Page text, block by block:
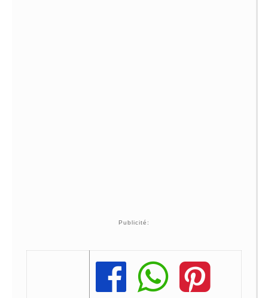
Publicité:
Share
Share
Share